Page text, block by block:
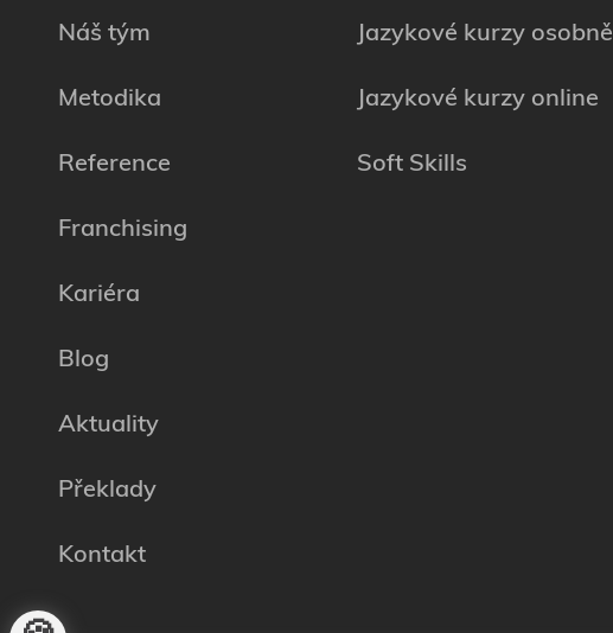
Náš tým
Metodika
Reference
Franchising
Kariéra
Blog
Aktuality
Překlady
Kontakt
Jazykové kurzy osobně
Jazykové kurzy online
Soft Skills